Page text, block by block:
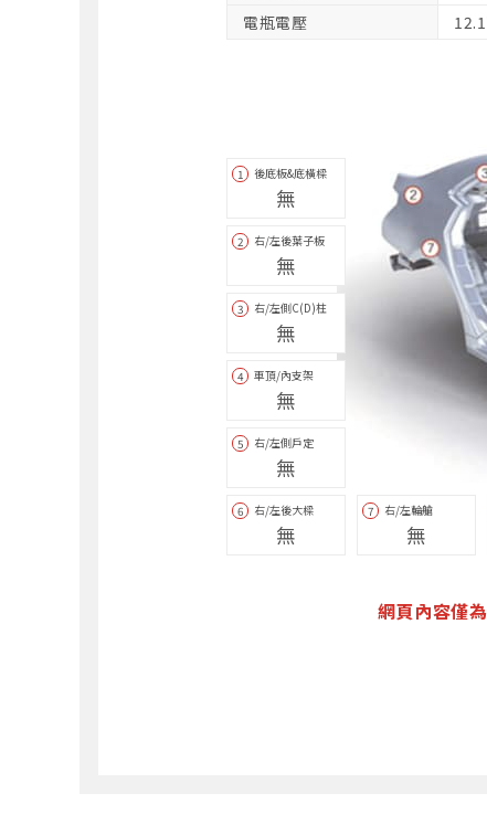
電瓶電壓
1 後底板&底橫樑
無
2 右/左後葉子板
無
3 右/左側C(D)柱
無
4 車頂/內支架
無
5 右/左側戶定
無
6 右/左後大樑
無
7 右/左輪艙
無
網頁內容僅